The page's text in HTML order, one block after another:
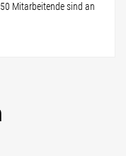
Mitarbeitende sind an